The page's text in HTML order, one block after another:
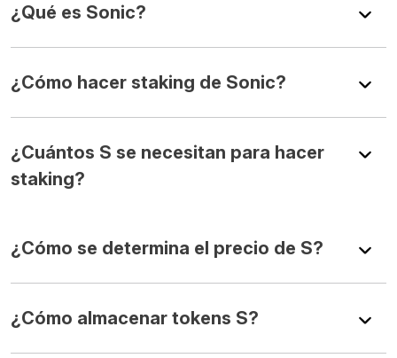
¿Qué es Sonic?
¿Cómo hacer staking de Sonic?
¿Cuántos S se necesitan para hacer
staking?
¿Cómo se determina el precio de S?
¿Cómo almacenar tokens S?